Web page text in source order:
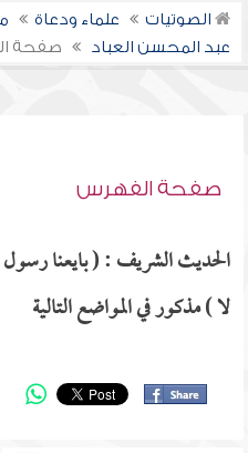
الصوتيات علماء ودعاة
عبد المحسن العباد
صفحة
صفحة الفهرس
الحديث الشريف : ( بايعنا رسول
لا ) مذكور في المواضع التالية